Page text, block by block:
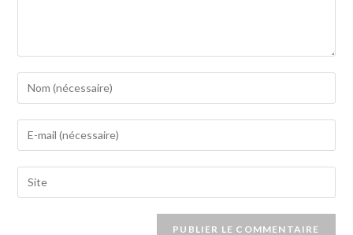
Enter
your
name
to
comment
Enter
your
email
address
Saisir
l’URL